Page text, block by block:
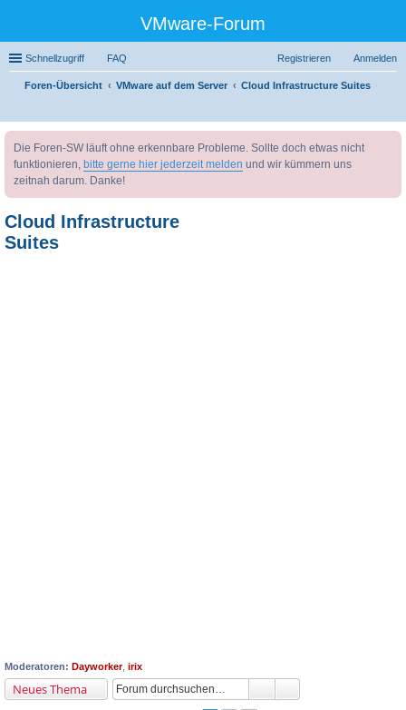
VMware-Forum
Schnellzugriff FAQ Anmelden
Registrieren
Foren-Übersicht VMware auf dem Server Cloud Infrastructure Suites
uc
Die Foren-SW läuft ohne erkennbare Probleme. Sollte doch etwas nicht
funktionieren, bitte gerne hier jederzeit melden und wir kümmern uns
zeitnah darum. Danke!
Cloud Infrastructure
Suites
Moderatoren: Dayworker, irix
Neues Thema